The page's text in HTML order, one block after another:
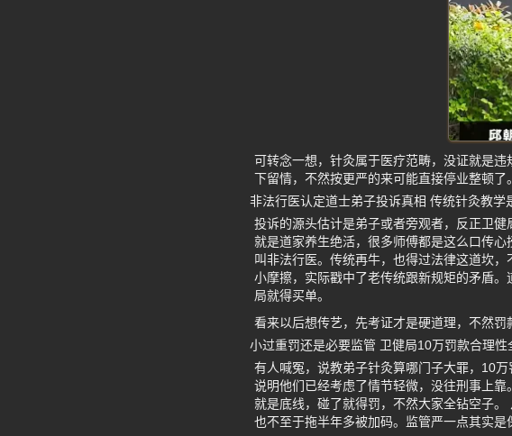
可转念一想，针灸属于医疗范畴，没证就是
下留情，不然按更严的来可能直接停业整顿了。
非法行医认定道士弟子投诉真相 传统针灸教学
投诉的源头估计是弟子或者旁观者，反正卫
就是道家养生绝活，很多师傅都是这么口传
叫非法行医。传统再牛，也得过法律这道坎
小摩擦，实际戳中了老传统跟新规矩的矛盾
局就得买单。
看来以后想传艺，先考证才是硬道理，不然罚
小过重罚还是必要监管 卫健局10万罚款合理性
有人喊冤，说教弟子针灸算哪门子大罪，10
说明他们已经考虑了情节轻微，没往刑事上
就是底线，碰了就得罚，不然大家全钻空子
也不至于拖半年多被加码。监管严一点其实